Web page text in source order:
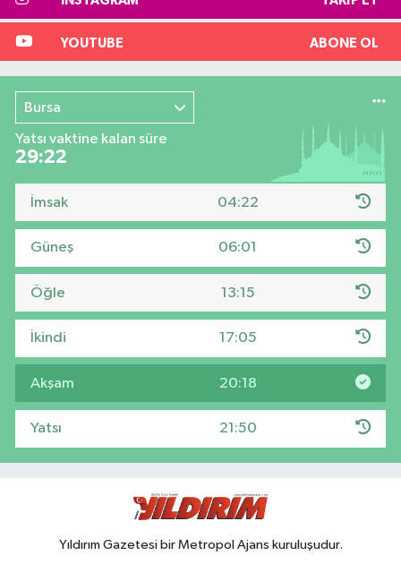
YOUTUBE ABONE OL
Bursa
Yatsı vaktine kalan süre
29:21
İmsak 04:22
Güneş 06:01
Öğle 13:15
İkindi 17:05
Akşam 20:18
Yatsı 21:50
Yıldırım Gazetesi bir Metropol Ajans kuruluşudur.